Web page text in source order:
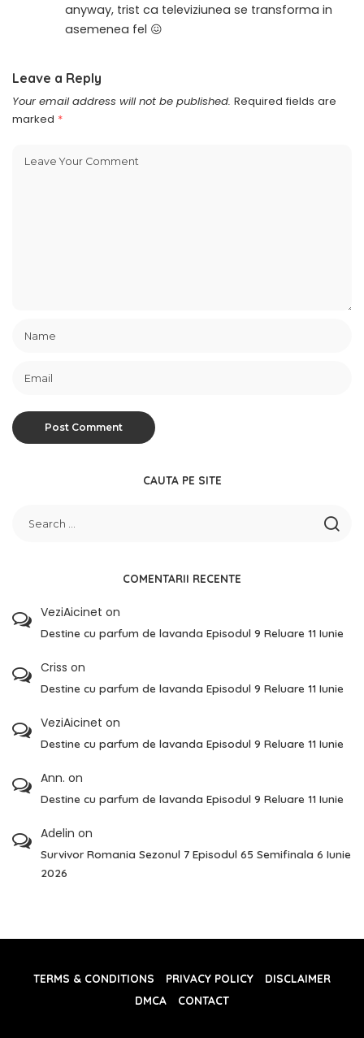
anyway, trist ca televiziunea se transforma in
asemenea fel 😖
Leave a Reply
Your email address will not be published. Required fields are
marked *
CAUTA PE SITE
COMENTARII RECENTE
VeziAicinet on
Destine cu parfum de lavanda Episodul 9 Reluare 11 Iunie
Criss on
Destine cu parfum de lavanda Episodul 9 Reluare 11 Iunie
VeziAicinet on
Destine cu parfum de lavanda Episodul 9 Reluare 11 Iunie
Ann. on
Destine cu parfum de lavanda Episodul 9 Reluare 11 Iunie
Adelin on
Survivor Romania Sezonul 7 Episodul 65 Semifinala 6 Iunie
2026
TERMS & CONDITIONS PRIVACY POLICY
DISCLAIMER
DMCA
CONTACT